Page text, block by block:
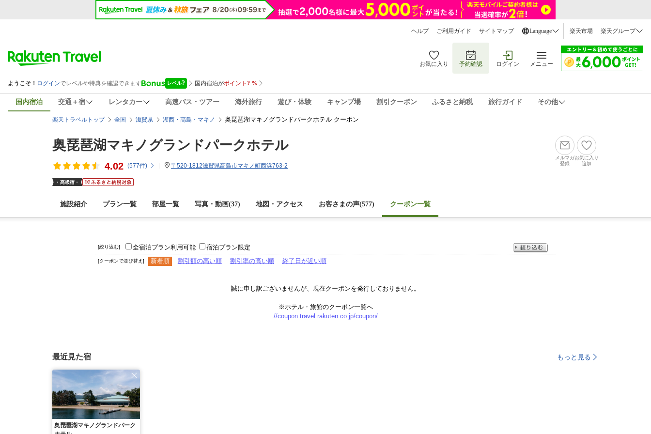
ヘルプ ご利用ガイド サイトマップ Language 楽天市場 楽天グループ
お気に入り 予約確認 ログイン メニュー
国内宿泊 交通＋宿 レンタカー 高速バス・ツアー 海外旅行 遊び・体験 キャンプ場 割引クーポン ふるさと納税 旅行ガイド その他
楽天トラベルトップ 全国 滋賀県 湖西・高島・マキノ 奥琵琶湖マキノグランドパークホテル クーポン
奥琵琶湖マキノグランドパークホテル
4.02 (577件) 〒520-1812滋賀県高島市マキノ町西浜763-2
メルマガ
登録
お気に入り
追加
施設紹介 プラン一覧 部屋一覧 写真・動画(37) 地図・アクセス お客さまの声(577) クーポン一覧
[絞り込む] 全宿泊プラン利用可能 宿泊プラン限定
[クーポンで並び替え] 新着順 割引額の高い順 割引率の高い順 終了日が近い順
誠に申し訳ございませんが、現在クーポンを発行しておりません。
※ホテル・旅館のクーポン一覧へ
//coupon.travel.rakuten.co.jp/coupon/
最近見た宿 もっと見る
奥琵琶湖マキノグランドパーク